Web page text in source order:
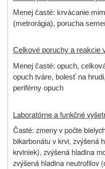
Menej časté: krvácanie
(metrorágia), porucha
Celkové poruchy a reakcie
Menej časté: opuch,
opuch tváre, bolesť na
periférny opuch
Laboratórne a funkčné
Časté: zmeny v počte
bikarbonátu v krvi, zvýšená
krviniek), zvýšená hladina
zvýšená hladina neutrofilov